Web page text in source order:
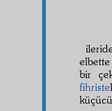
bir
fihriste